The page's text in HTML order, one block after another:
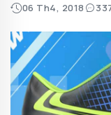
06 Th4, 2018